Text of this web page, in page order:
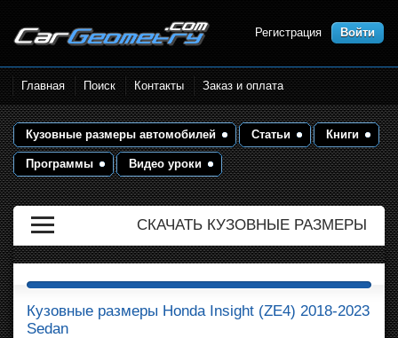
Размеры кузова автомобилей.
Контрольные точки и кузовные
размеры. Геометрия кузова
Регистрация Войти
Главная Поиск Контакты Заказ и оплата
Кузовные размеры автомобилей Статьи Книги
Программы Видео уроки
СКАЧАТЬ КУЗОВНЫЕ РАЗМЕРЫ
Кузовные размеры Honda Insight (ZE4) 2018-2023
Sedan